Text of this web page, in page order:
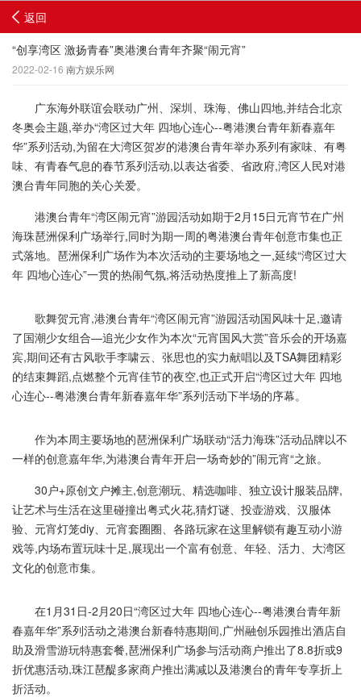
返回
“创享湾区 激扬青春”奥港澳台青年齐聚“闹元宵”
2022-02-16 南方娱乐网
广东海外联谊会联动广州、深圳、珠海、佛山四地,并结合北京
冬奥会主题,举办“湾区过大年 四地心连心--粤港澳台青年新春嘉年
华”系列活动,为留在大湾区贺岁的港澳台青年举办系列有家味、有粤
味、有青春气息的春节系列活动,以表达省委、省政府,湾区人民对港
澳台青年同胞的关心关爱。
港澳台青年“湾区闹元宵”游园活动如期于2月15日元宵节在广州
海珠琶洲保利广场举行,同时为期一周的粤港澳台青年创意市集也正
式落地。琶洲保利广场作为本次活动的主要场地之一,延续“湾区过大
年 四地心连心”一贯的热闹气氛,将活动热度推上了新高度!
歌舞贺元宵,港澳台青年“湾区闹元宵”游园活动国风味十足,邀请
了国潮少女组合—追光少女作为本次“元宵国风大赏”音乐会的开场嘉
宾,期间还有古风歌手李啸云、张思也的实力献唱以及TSA舞团精彩
的结束舞蹈,点燃整个元宵佳节的夜空,也正式开启“湾区过大年 四地
心连心--粤港澳台青年新春嘉年华”系列活动下半场的序幕。
作为本周主要场地的琶洲保利广场联动“活力海珠”活动品牌以不
一样的创意嘉年华,为港澳台青年开启一场奇妙的”闹元宵“之旅。
30户+原创文户摊主,创意潮玩、精选咖啡、独立设计服装品牌,
让艺术与生活在这里碰撞出粤式火花,猜灯谜、投壶游戏、汉服体
验、元宵灯笼diy、元宵套圈圈、各路玩家在这里解锁有趣互动小游
戏等,内场布置玩味十足,展现出一个富有创意、年轻、活力、大湾区
文化的创意市集。
在1月31日-2月20日“湾区过大年 四地心连心--粤港澳台青年新
春嘉年华”系列活动之港澳台新春特惠期间,广州融创乐园推出酒店自
助及滑雪游玩特惠套餐,琶洲保利广场参与活动商户推出了8.8折或9
折优惠活动,珠江琶醍多家商户推出满减以及港澳台的青年专享折上
折活动。